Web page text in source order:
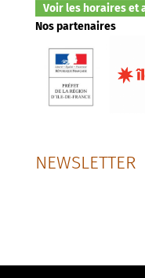
Voir les horaires et
Nos partenaires
NEWSLETTER